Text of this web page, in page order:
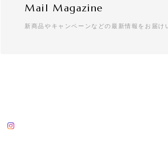
Mail Magazine
新商品やキャンペーンなどの最新情報をお届け